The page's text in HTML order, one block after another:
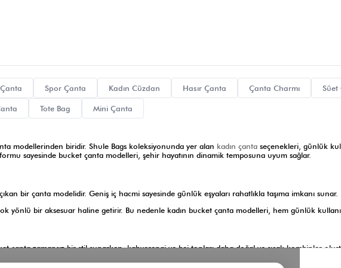
Spor Çanta Kadın Cüzdan Hasır Çanta Çanta Charmı Süet
Tote Bag Mini Çanta
modellerinden biridir. Shule Bags koleksiyonunda yer alan kadın çanta seçenekleri, günlük
sayesinde bucket çanta modelleri, şehir hayatının dinamik temposuna uyum sağlar.
bir çanta modelidir. Geniş iç hacmi sayesinde günlük eşyaları rahatlıkla taşıma imkanı sunar.
yönlü bir aksesuar haline getirir. Bu nedenle kadın bucket çanta modelleri, hem günlük
çanta zamansız bir stil sunarken, kahverengi ve bej tonları daha doğal ve sıcak kombinler
Alternatif çanta modelleri içinbayan omuz çantası modellerikategorisi de incelenebilir.